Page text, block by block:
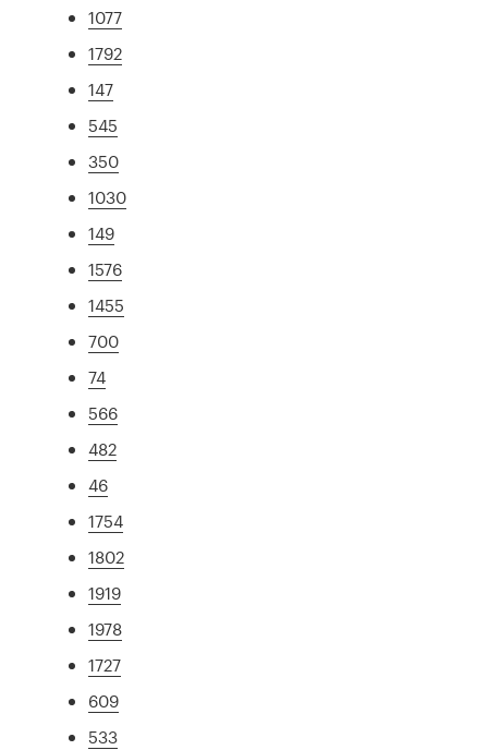
1077
1792
147
545
350
1030
149
1576
1455
700
74
566
482
46
1754
1802
1919
1978
1727
609
533